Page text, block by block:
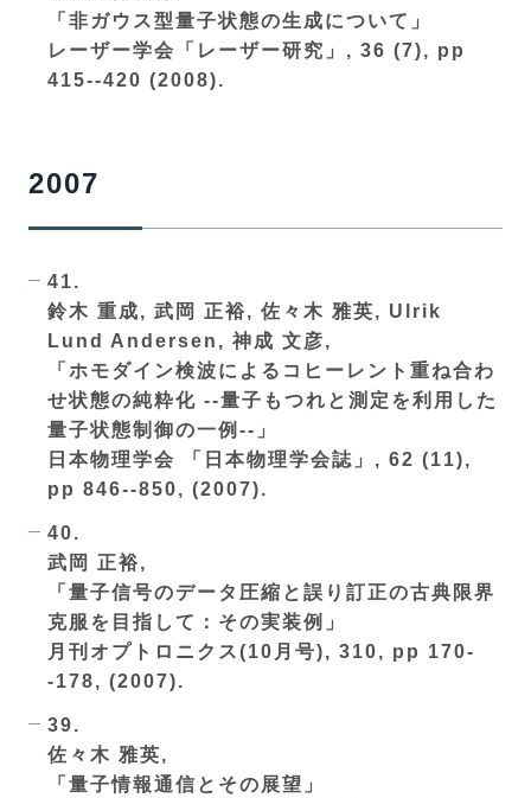
「非ガウス型量子状態の生成について」
レーザー学会「レーザー研究」, 36 (7), pp
415--420 (2008).
2007
41.
鈴木 重成, 武岡 正裕, 佐々木 雅英, Ulrik
Lund Andersen, 神成 文彦,
「ホモダイン検波によるコヒーレント重ね合わ
せ状態の純粋化 --量子もつれと測定を利用した
量子状態制御の一例--」
日本物理学会 「日本物理学会誌」, 62 (11),
pp 846--850, (2007).
40.
武岡 正裕,
「量子信号のデータ圧縮と誤り訂正の古典限界
克服を目指して：その実装例」
月刊オプトロニクス(10月号), 310, pp 170-
-178, (2007).
39.
佐々木 雅英,
「量子情報通信とその展望」